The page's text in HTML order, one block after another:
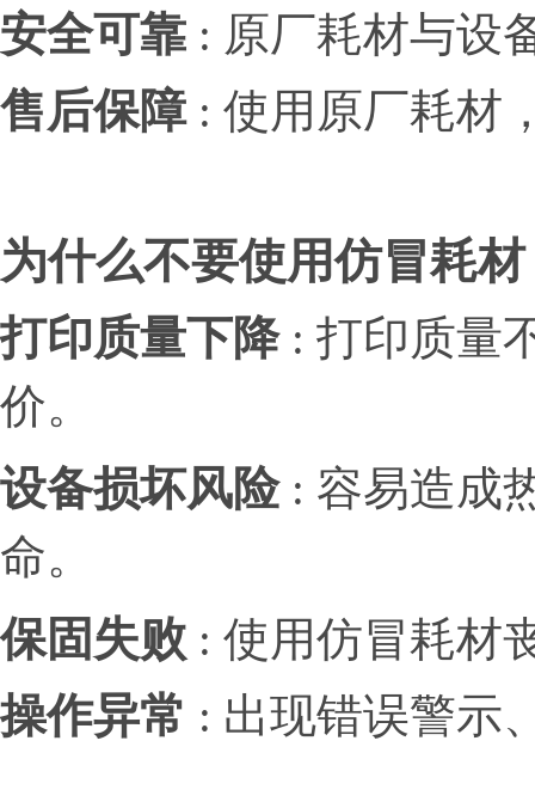
安全可靠 : 原厂耗材与设
售后保障: 使用原厂耗材
为什么不要使用仿冒耗
打印质量下降: 打印质量
价。
设备损坏风险: 容易造成
命。
保固失败 : 使用仿冒耗材
操作异常 : 出现错误警示